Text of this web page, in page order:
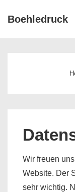
ZumBoehledruck
Wir freuen
Website. Der
sehr wichtig.